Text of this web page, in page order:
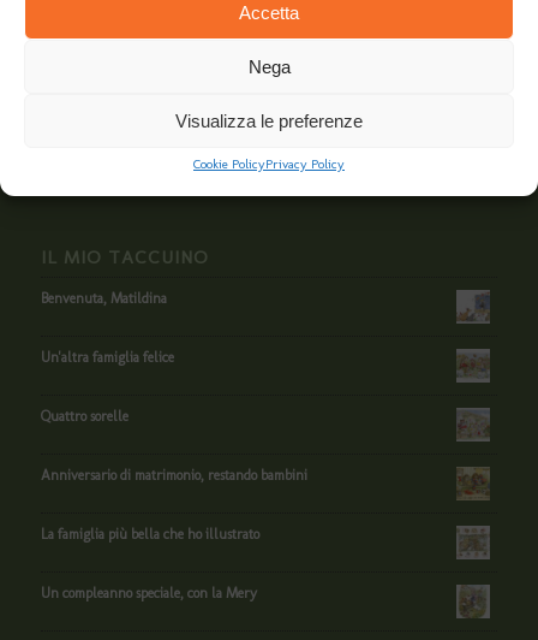
Accetta
Nega
Visualizza le preferenze
Cookie PolicyPrivacy Policy
IL MIO TACCUINO
Benvenuta, Matildina
Un'altra famiglia felice
Quattro sorelle
Anniversario di matrimonio, restando bambini
La famiglia più bella che ho illustrato
Un compleanno speciale, con la Mery